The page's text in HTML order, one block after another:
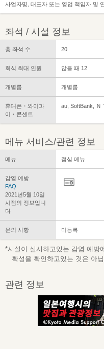
사업자명, 대표자 또는 영업 책임자 및
좌석 / 시설 정보
총 좌석 수 20
회식 최대 인원 앉을 때 12
개별룸 개별룸
휴대폰・와이파
이・콘센트
au, SoftBank, Ｎ
메뉴 서비스/관련 정보
메뉴 점심 메뉴
감염 예방
FAQ
2021년5월 10일
시점의 정보입니
다
문의 사항 미등록
*시설이 실시하고있는 감염 예방
확성을 확인하고있는 것은 아
관련 정보